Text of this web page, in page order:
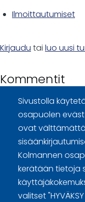
Ilmoittautumiset
Kirjaudu tai luo uusi
Kommentit
Sivustolla
osapuolen
ovat
Kolmannen
kerätään tietoja
valitset
Curling Finland
Curling.fi